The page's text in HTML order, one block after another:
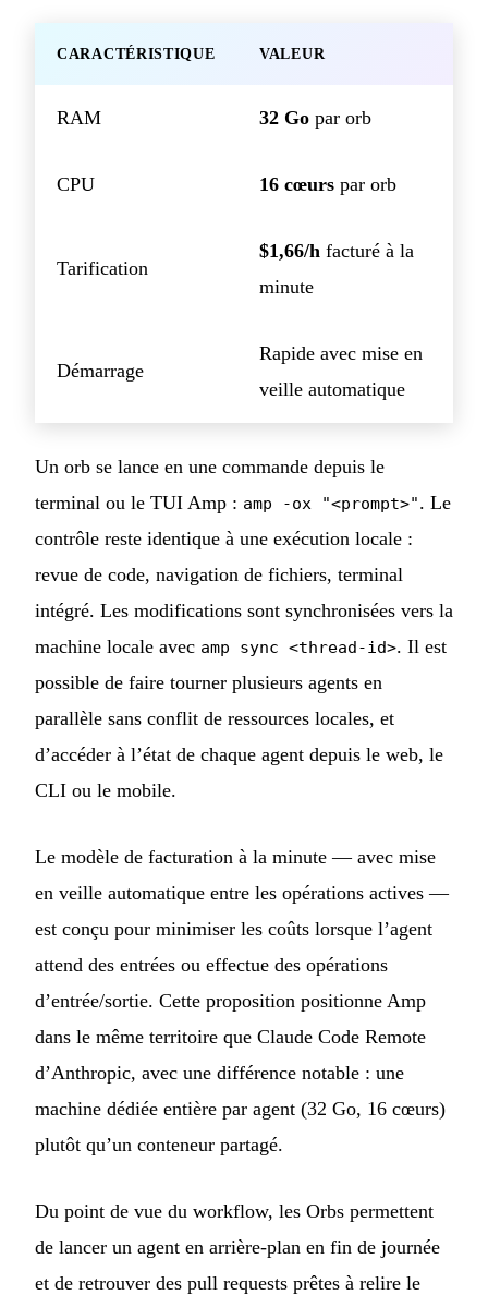
CARACTÉRISTIQUE VALEUR
RAM 32 Go par orb
CPU 16 cœurs par orb
Tarification
$1,66/h facturé à la
minute
Démarrage
Rapide avec mise en
veille automatique
Un orb se lance en une commande depuis le
terminal ou le TUI Amp : amp -ox "<prompt>". Le
contrôle reste identique à une exécution locale :
revue de code, navigation de fichiers, terminal
intégré. Les modifications sont synchronisées vers la
machine locale avec amp sync <thread-id>. Il est
possible de faire tourner plusieurs agents en
parallèle sans conflit de ressources locales, et
d’accéder à l’état de chaque agent depuis le web, le
CLI ou le mobile.
Le modèle de facturation à la minute — avec mise
en veille automatique entre les opérations actives —
est conçu pour minimiser les coûts lorsque l’agent
attend des entrées ou effectue des opérations
d’entrée/sortie. Cette proposition positionne Amp
dans le même territoire que Claude Code Remote
d’Anthropic, avec une différence notable : une
machine dédiée entière par agent (32 Go, 16 cœurs)
plutôt qu’un conteneur partagé.
Du point de vue du workflow, les Orbs permettent
de lancer un agent en arrière-plan en fin de journée
et de retrouver des pull requests prêtes à relire le